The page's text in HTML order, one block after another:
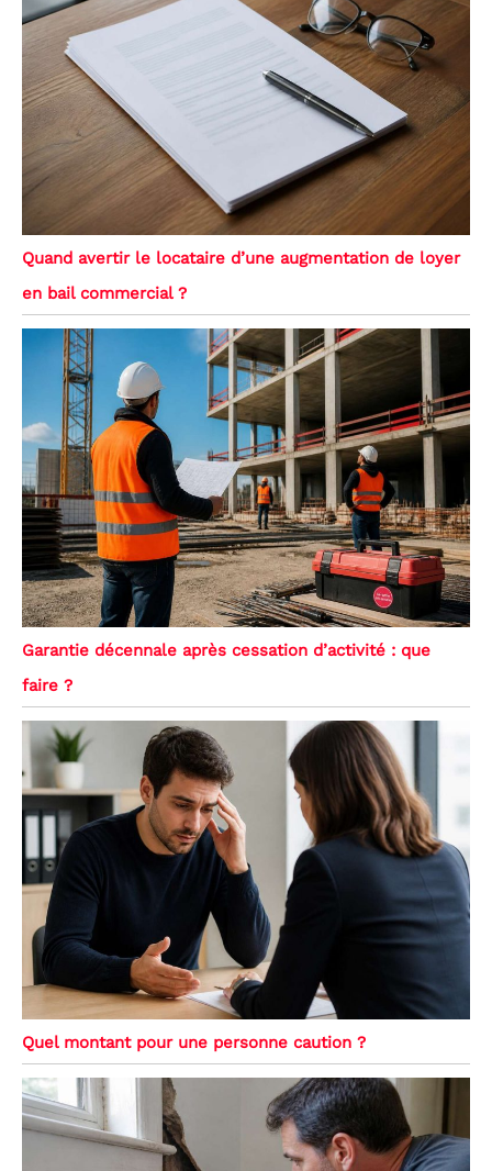
Quand avertir le locataire d’une augmentation de loyer
en bail commercial ?
Garantie décennale après cessation d’activité : que
faire ?
Quel montant pour une personne caution ?